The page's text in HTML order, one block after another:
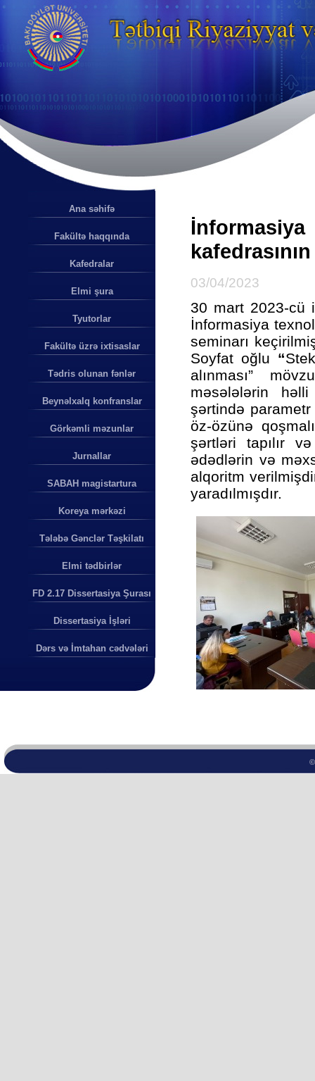
Ana səhifə
Fakültə haqqında
Kafedralar
Elmi şura
Tyutorlar
Fakültə üzrə ixtisaslar
Tədris olunan fənlər
Beynəlxalq konfranslar
Görkəmli məzunlar
Jurnallar
SABAH magistartura
Koreya mərkəzi
Tələbə Gənclər Təşkilatı
Elmi tədbirlər
FD 2.17 Dissertasiya Şurası
Dissertasiya İşləri
Dərs və İmtahan cədvələri
03/04/2023
30 mart 2023-cü
İnformasiya
seminarı
Soyfat oğlu “
alınması”
məsələlərin
şərtində
öz-özünə
şərtləri tapılır
ədədlərin və
alqoritm
yaradılmışdır.